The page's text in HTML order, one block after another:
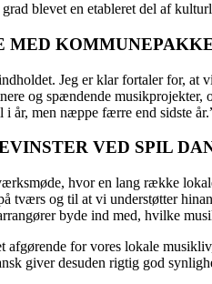
blevet en etableret del af
MED
Jeg er klar fortaler for,
og spændende
i år, men næppe færre end sidste
VED SPIL
hvor en lang række
tværs og til at vi understøtter
byde ind med, hvilke
afgørende for vores lokale
giver desuden rigtig god